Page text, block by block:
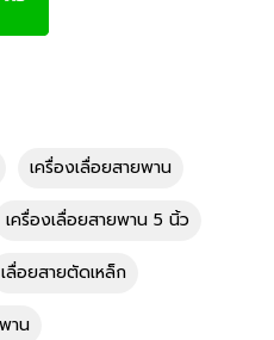
เครื่องเลื่อยสายพาน
เครื่องเลื่อยสายพาน 5 นิ้ว
เลื่อยสายตัดเหล็ก
าน